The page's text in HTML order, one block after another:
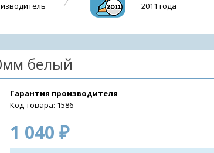
2011 года
белый
Гарантия производителя
Код товара: 1586
1 040 ₽